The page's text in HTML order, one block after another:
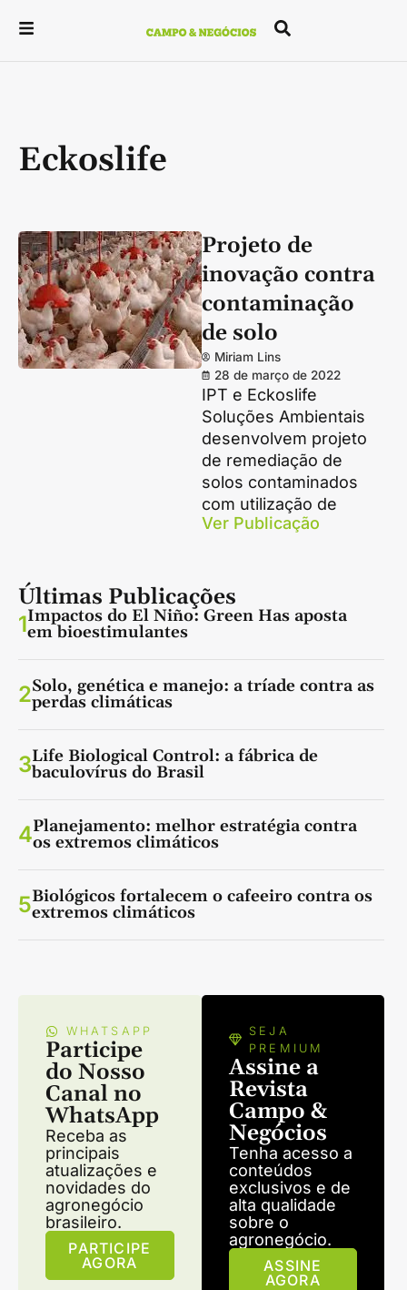
Eckoslife
Projeto de
inovação contra
contaminação
de solo
Miriam Lins
28 de março de 2022
IPT e Eckoslife
Soluções Ambientais
desenvolvem projeto
de remediação de
solos contaminados
com utilização de
Ver Publicação
Últimas Publicações
1Impactos do El Niño: Green Has aposta
em bioestimulantes
2Solo, genética e manejo: a tríade contra as
perdas climáticas
3Life Biological Control: a fábrica de
baculovírus do Brasil
4Planejamento: melhor estratégia contra
os extremos climáticos
5Biológicos fortalecem o cafeeiro contra os
extremos climáticos
WHATSAPP
Participe
do Nosso
Canal no
WhatsApp
Receba as
principais
atualizações e
novidades do
agronegócio
brasileiro.
PARTICIPE
AGORA
SEJA
PREMIUM
Assine a
Revista
Campo &
Negócios
Tenha acesso a
conteúdos
exclusivos e de
alta qualidade
sobre o
agronegócio.
ASSINE
AGORA